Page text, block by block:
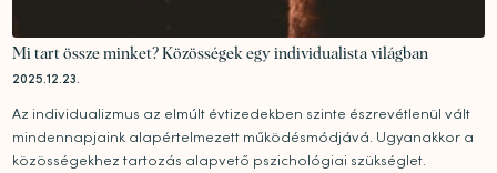
Mi tart össze minket? Közösségek egy individualista világban
2025.12.23.
Az individualizmus az elmúlt évtizedekben szinte észrevétlenül vált
mindennapjaink alapértelmezett működésmódjává. Ugyanakkor a
közösségekhez tartozás alapvető pszichológiai szükséglet.